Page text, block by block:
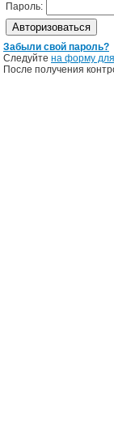
Пароль:
Забыли свой пароль?
Следуйте на форму
После получения